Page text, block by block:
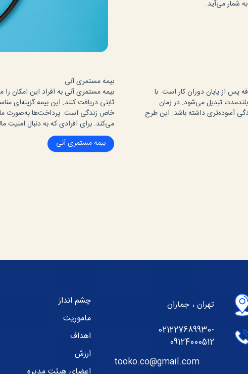
شمار می‌آید.
پس از پایان دوران کار است. با
تبدیل می‌شود. در زمان
آسوده‌تری داشته باشد. این طرح
بیمه مستمری آنی
بیمه مستمری آنی به افراد این امکان
ثابتی دریافت کنند. این بیمه گزینه‌ای
خاص زندگی است. پرداخت‌ها به‌صورت
می‌کند. برای افرادی که به دنبال
بیمه مستمری آنی
تهران ، جماران
021227689930-
09124000512
tooko.co@gmail.com
چشم انداز
ماموریت
اهداف
ارزش